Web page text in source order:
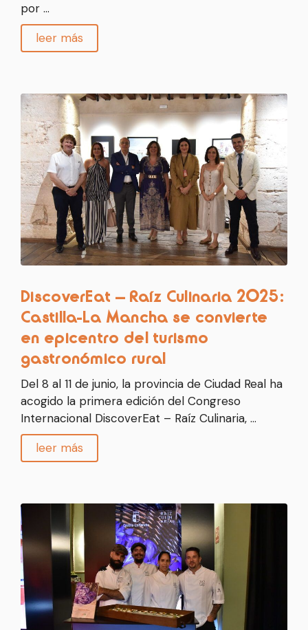
por …
leer más
DiscoverEat – Raíz Culinaria 2025:
Castilla-La Mancha se convierte
en epicentro del turismo
gastronómico rural
Del 8 al 11 de junio, la provincia de Ciudad Real ha
acogido la primera edición del Congreso
Internacional DiscoverEat – Raíz Culinaria, …
leer más